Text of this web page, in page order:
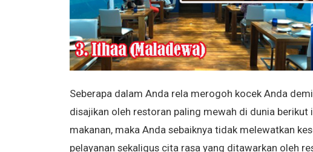
Seberapa dalam Anda rela merogoh kocek Anda
disajikan oleh restoran paling mewah di dunia
makanan, maka Anda sebaiknya tidak melewatkan
pelayanan sekaligus cita rasa yang ditawarkan oleh